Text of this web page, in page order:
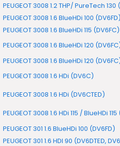
PEUGEOT 3008 1.2 THP/ PureTech 130
PEUGEOT 3008 1.6 BlueHDi 100 (DV6FD)
PEUGEOT 3008 1.6 BlueHDi 115 (DV6FC)
PEUGEOT 3008 1.6 BlueHDi 120
PEUGEOT 3008 1.6 BlueHDi 120
PEUGEOT 3008 1.6 HDi (DV6C)
PEUGEOT 3008 1.6 HDi (DV6CTED)
PEUGEOT 3008 1.6 HDi 115 / BlueHDi
PEUGEOT 301 1.6 BlueHDi 100 (DV6FD)
PEUGEOT 301 1.6 HDI 90 (DV6DTED,